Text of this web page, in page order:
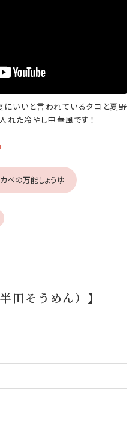
いいと言われているタコと夏野
れた冷やし中華風です！
ベの万能しょうゆ
田そうめん）】